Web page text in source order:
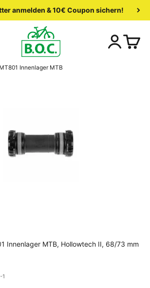
anmelden & 10€ Coupon sichern!
Innenlager MTB
Innenlager MTB, Hollowtech II, 68/73 mm
1